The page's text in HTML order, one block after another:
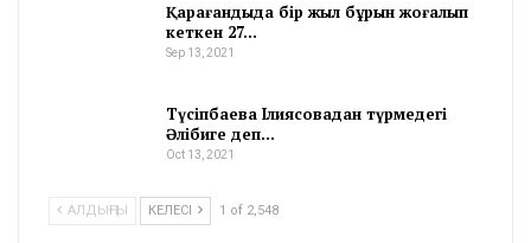
Қарағандыда бір жыл бұрын жоғалып
кеткен 27…
Sep 13, 2021
Түсіпбаева Ілиясовадан түрмедегі
Әлібиге деп…
Oct 13, 2021
АЛДЫҢҒЫ КЕЛЕСІ 1 of 2,548